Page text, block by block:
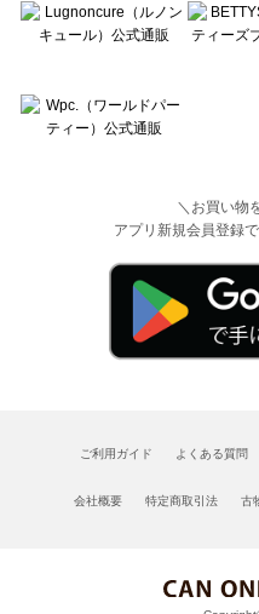
＼お買い物
アプリ新規会員登録
ご利用ガイド よくある質問
会社概要 特定商取引法 古